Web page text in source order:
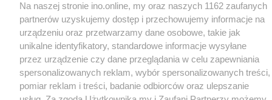
Na naszej stronie ino.online, my oraz naszych 1162 zaufanych
partnerów uzyskujemy dostęp i przechowujemy informacje na
urządzeniu oraz przetwarzamy dane osobowe, takie jak
unikalne identyfikatory, standardowe informacje wysyłane
przez urządzenie czy dane przeglądania w celu zapewniania
spersonalizowanych reklam, wybór spersonalizowanych treści,
pomiar reklam i treści, badanie odbiorców oraz ulepszanie